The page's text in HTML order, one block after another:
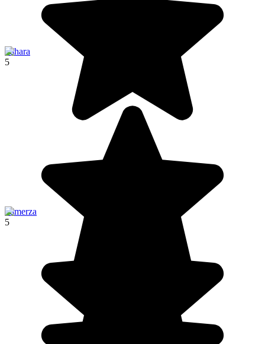
Sahara
5
Tamerza
5